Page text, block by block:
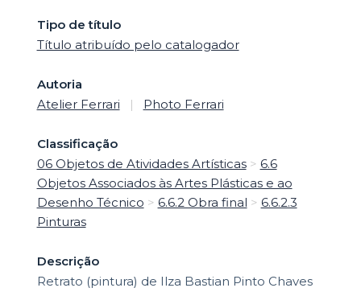
Tipo de título
Título atribuído pelo catalogador
Autoria
Atelier Ferrari
| Photo Ferrari
Classificação
06 Objetos de Atividades Artísticas> 6.6
Objetos Associados às Artes Plásticas e ao
Desenho Técnico > 6.6.2 Obra final > 6.6.2.3
Pinturas
Descrição
Retrato (pintura) de Ilza Bastian Pinto Chaves